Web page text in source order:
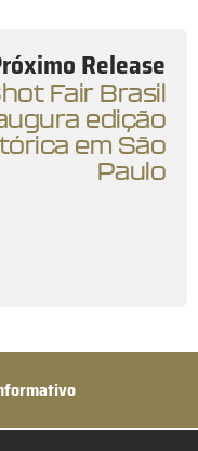
Release
Fair Brasil
edição
em São
Paulo